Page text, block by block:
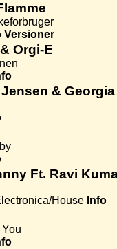
Versioner
Orgi-E
&
Ft. Ravi
House Info